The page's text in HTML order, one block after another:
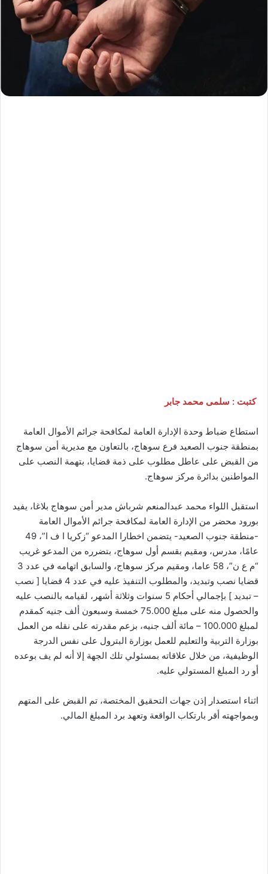
كتبت : سلمى محمد جابر
استطاع ضباط وحدة الإدارة العامة لمكافحة جرائم الأموال العامة
بمنطقة جنوب الصعيد فرع سوهاج، بالتعاون مع مديرية أمن سوهاج
من القبض على عاطل مطلوب على ذمة قضايا، بتهمة النصب على
المواطنين بدائرة مركز سوهاج.
استقبل اللواء محمد عبدالمنعم شرباش مدير أمن سوهاج بلاغا، يفيد
بورود محضر من الإدارة العامة لمكافحة جرائم الأموال العامة
-منطقة جنوب الصعيد- يتضمن اخطارا المدعو “زكريا ا ف ا”، 49
عامًا، مدرس، ومقيم بقسم أول سوهاج، بتضرره من المدعو غريب
“م ع ن”، 58 عاما، ومقيم مركز سوهاج، والسابق اتهامه في عدد 3
قضايا نصب وتبديد، والمطلوب التنفيذ عليه في عدد 4 قضايا [ نصب
– تبديد ] بإجمالي أحكام 5 سنوات وثلاثة أشهر، لقيامه بالنصب عليه
والحصول منه على مبلغ 75.000 خمسة وسبعون ألف جنيه كمقدم
لمبلغ 100.000 – مائة ألف جنيه، بزعم مقدرته على نقله من العمل
بوزارة التربية والتعليم للعمل بوزارة البترول على نفس الدرجة
الوظيفية، من خلال علاقاته بمسئولي تلك الجهة إلا أنه لم يف بوعده
أو رد المبلغ المستولي عليه.
اثناء استصدار إذن جهات التحقيق المختصة، تم القبض على المتهم
وبمواجهته أقر بارتكاب الواقعة وتعهد برد المبلغ المالي.